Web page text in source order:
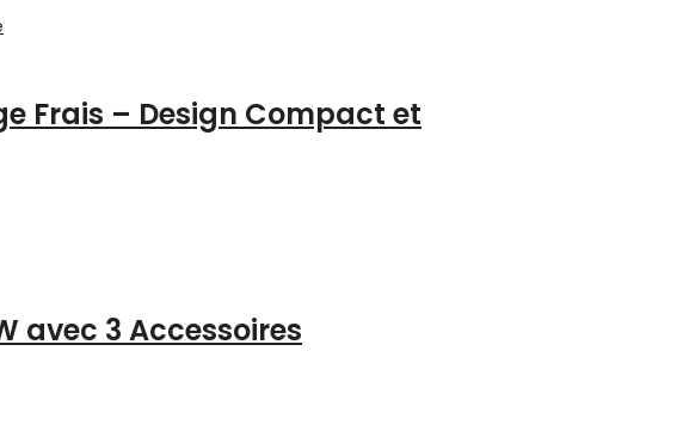
Frais – Design Compact et
avec 3 Accessoires